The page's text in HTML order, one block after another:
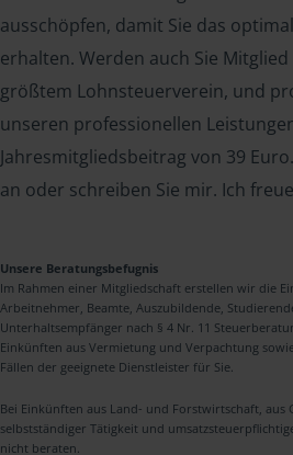
ausschöpfen, damit Sie das
erhalten. Werden auch Sie
größtem Lohnsteuerverein, und
unseren professionellen
Jahresmitgliedsbeitrag von 39
an oder schreiben Sie mir. Ich
Unsere Beratungsbefugnis
Im Rahmen einer Mitgliedschaft erstellen wir die
Arbeitnehmer, Beamte, Auszubildende,
Unterhaltsempfänger nach § 4 Nr. 11
Einkünften aus Vermietung und Verpachtung
Fällen der geeignete Dienstleister für Sie.
Bei Einkünften aus Land- und Forstwirtschaft, aus
selbstständiger Tätigkeit und
nicht beraten.